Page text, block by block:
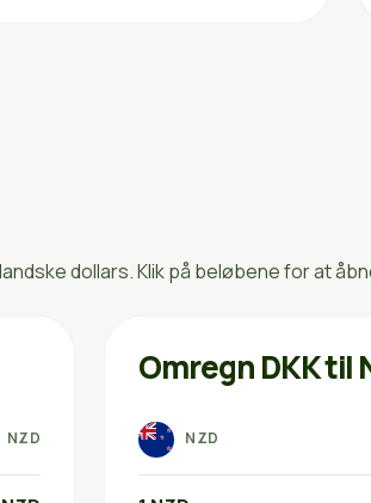
dollars. Klik på beløbene for at
NZD
Omregn DKK til
NZD